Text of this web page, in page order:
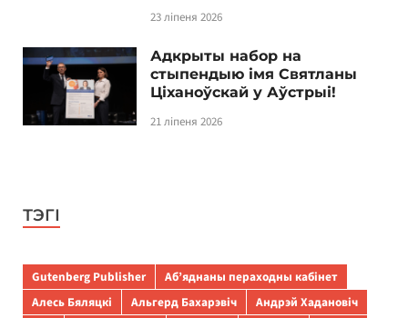
23 ліпеня 2026
Адкрыты набор на
стыпендыю імя Святланы
Ціханоўскай у Аўстрыі!
21 ліпеня 2026
ТЭГІ
Gutenberg Publisher
Аб’яднаны пераходны кабінет
Алесь Бяляцкі
Альгерд Бахарэвіч
Андрэй Хадановіч